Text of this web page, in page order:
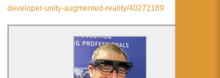
developer-unity-augmented-reality/40272189